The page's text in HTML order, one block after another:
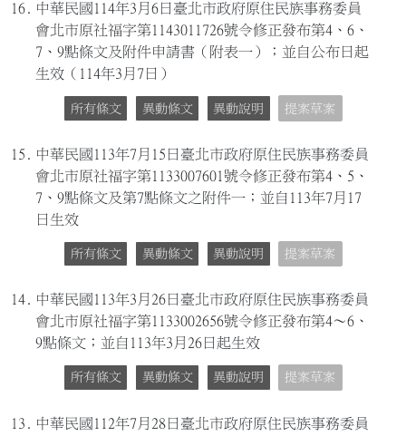
16. 中華民國114年3月6日臺北市政府原住民族事務委員
會北市原社福字第1143011726號令修正發布第4、6、
7、9點條文及附件申請書（附表一）；並自公布日起
生效（114年3月7日）
所有條文 異動條文 異動說明 提案草案
15.
中華民國113年7月15日臺北市政府原住民族事務委員
會北市原社福字第1133007601號令修正發布第4、5、
7、9點條文及第7點條文之附件一；並自113年7月17
日生效
所有條文 異動條文 異動說明 提案草案
14. 中華民國113年3月26日臺北市政府原住民族事務委員
會北市原社福字第1133002656號令修正發布第4～6、
9點條文；並自113年3月26日起生效
所有條文 異動條文 異動說明 提案草案
13.
中華民國112年7月28日臺北市政府原住民族事務委員